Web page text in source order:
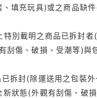
填充玩具)或之商品缺
別載明之商品已拆封
傷、破損、受潮等)與
拆封(除運送用之包裝
狀態(外觀有刮傷、破